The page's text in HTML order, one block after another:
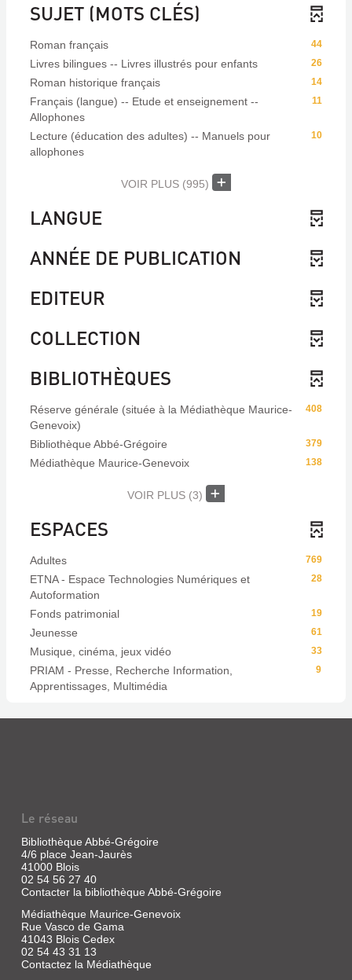
SUJET (MOTS CLÉS)
44
Roman français
26
Livres bilingues -- Livres illustrés pour enfants
14
Roman historique français
11
Français (langue) -- Etude et enseignement --
Allophones
10
Lecture (éducation des adultes) -- Manuels pour
allophones
VOIR PLUS (995)
LANGUE
ANNÉE DE PUBLICATION
EDITEUR
COLLECTION
BIBLIOTHÈQUES
408
Réserve générale (située à la Médiathèque Maurice-
Genevoix)
379
Bibliothèque Abbé-Grégoire
138
Médiathèque Maurice-Genevoix
VOIR PLUS (3)
ESPACES
769
Adultes
28
ETNA - Espace Technologies Numériques et
Autoformation
19
Fonds patrimonial
61
Jeunesse
33
Musique, cinéma, jeux vidéo
9
PRIAM - Presse, Recherche Information,
Apprentissages, Multimédia
Le réseau
Bibliothèque Abbé-Grégoire
4/6 place Jean-Jaurès
41000 Blois
02 54 56 27 40
Contacter la bibliothèque Abbé-Grégoire
Médiathèque Maurice-Genevoix
Rue Vasco de Gama
41043 Blois Cedex
02 54 43 31 13
Contactez la Médiathèque